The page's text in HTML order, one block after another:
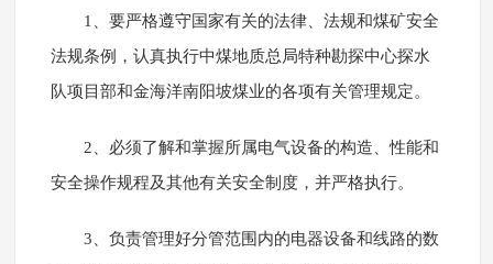
1、要严格遵守国家有关的法律、法规和煤矿安全
法规条例，认真执行中煤地质总局特种勘探中心探水
队项目部和金海洋南阳坡煤业的各项有关管理规定。
2、必须了解和掌握所属电气设备的构造、性能和
安全操作规程及其他有关安全制度，并严格执行。
3、负责管理好分管范围内的电器设备和线路的数